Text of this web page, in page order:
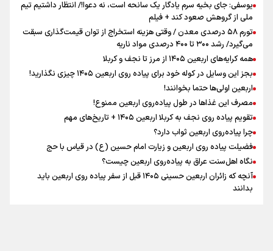
مومنِ مقتدرِ مظلوم
اینفو برنا / جدول کامل فاصله مرز شلمچه تا شهرهای زیارتی
عراق
یوسفی: جای بخیه سرم یادگار یک سانحه است، نه دعوا!/ انتظار داشتیم تیم
ملی از گروهش صعود کند + فیلم
تورم ۵۸ درصدی معدن / وقتی هزینه استخراج از توان قیمت‌گذاری سبقت
می‌گیرد/ رشد ۳۰۰ تا ۴۰۰ درصدی مواد ناریه
همه کرایه‌های اربعین ۱۴۰۵ از مرز تا نجف و کربلا
بجز این وسایل در کوله خود برای پیاده روی اربعین ۱۴۰۵ چیزی نگذارید!
اربعین اولی‌ها حتما بخوانند!
مصرف این غذاها در طول پیاده‌روی اربعین ممنوع!
تقویم پیاده روی نجف به کربلا اربعین ۱۴۰۵ + تاریخ‌های مهم
چرا پیاده‌روی اربعین ثواب دارد؟
فضیلت پیاده روی اربعین و زیارت امام حسین (ع) در قیاس با حج
نگاه اهل‌سنت عراق به پیاده‌روی اربعین چیست؟
آنچه که زائران اربعین حسینی ۱۴۰۵ قبل از سفر پیاده روی اربعین باید
بدانند